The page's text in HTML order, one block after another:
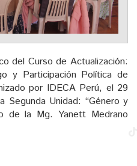
del Curso de Actualización:
y Participación Política de
por IDECA Perú, el 29
Unidad: “Género y
de la Mg. Yanett Medrano